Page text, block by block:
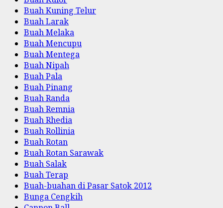
Buah Kuning Telur
Buah Larak
Buah Melaka
Buah Mencupu
Buah Mentega
Buah Nipah
Buah Pala
Buah Pinang
Buah Randa
Buah Remnia
Buah Rhedia
Buah Rollinia
Buah Rotan
Buah Rotan Sarawak
Buah Salak
Buah Terap
Buah-buahan di Pasar Satok 2012
Bunga Cengkih